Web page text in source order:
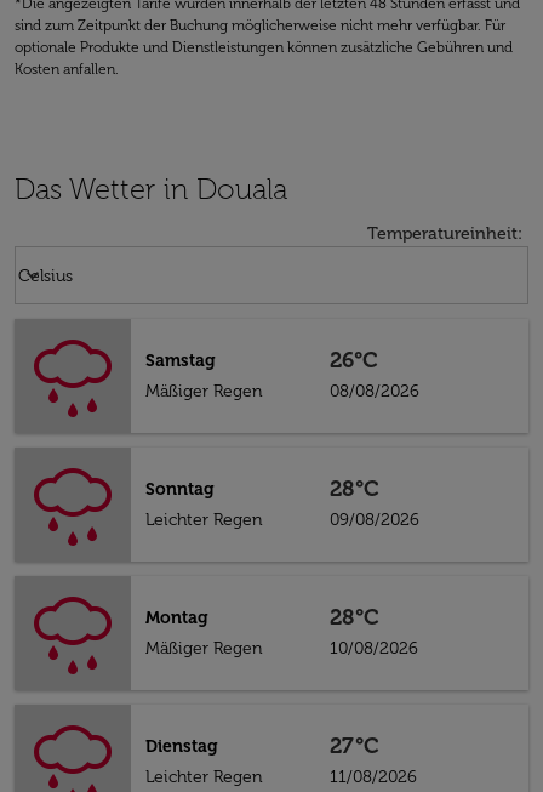
*Die angezeigten Tarife wurden innerhalb der letzten 48 Stunden erfasst und
sind zum Zeitpunkt der Buchung möglicherweise nicht mehr verfügbar. Für
optionale Produkte und Dienstleistungen können zusätzliche Gebühren und
Kosten anfallen.
Das Wetter in Douala
Temperatureinheit:
Celsius
keyboard_arrow_down
Samstag
Mäßiger Regen
26°C
08/08/2026
Sonntag
Leichter Regen
28°C
09/08/2026
Montag
Mäßiger Regen
28°C
10/08/2026
Dienstag
Leichter Regen
27°C
11/08/2026